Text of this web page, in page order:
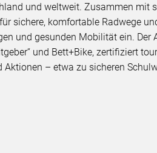
und weltweit. Zusammen mit
sichere, komfortable Radwege
und gesunden Mobilität ein. Der
und Bett+Bike, zertifiziert
– etwa zu sicheren